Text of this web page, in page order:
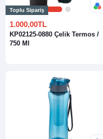
1 2
Toplu Sipariş
1.000,00TL
KP02125-0880 Çelik Termos /
750 Ml